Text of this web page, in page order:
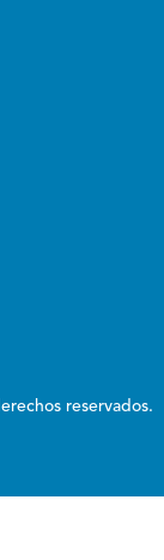
reservados.